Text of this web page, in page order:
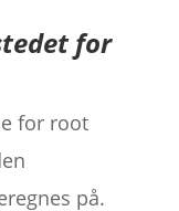
for
for root
på.